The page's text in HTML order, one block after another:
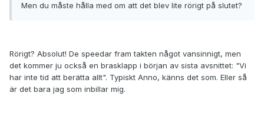
Men du måste hålla med om att det blev lite rörigt på slutet?
Rörigt? Absolut! De speedar fram takten något vansinnigt, men
det kommer ju också en brasklapp i början av sista avsnittet: "Vi
har inte tid att berätta allt". Typiskt Anno, känns det som. Eller så
är det bara jag som inbillar mig.